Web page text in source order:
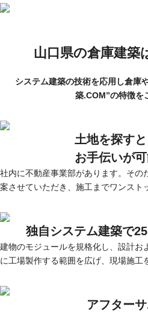
山口県の倉庫建築
システム建築の技術を応用し倉庫
築.COM”の特徴を
土地を探す
お手伝いが可
社内に不動産事業部があります。その
案させていただき、施工までワンスト
独自システム建築で
建物のモジュールを規格化し、設計お
に工場製作する範囲を広げ、現場施工
アフター